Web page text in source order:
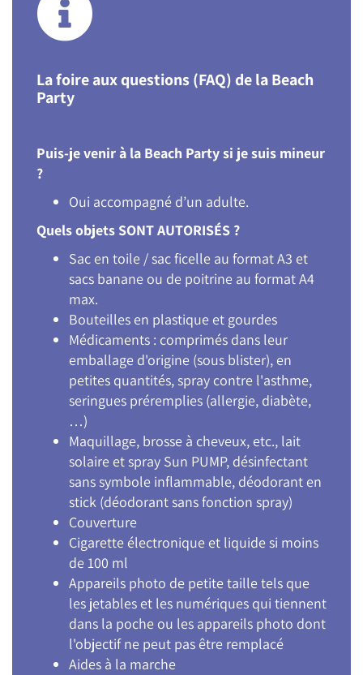
La foire aux questions (FAQ) de la Beach
Party
Puis-je venir à la Beach Party si je suis mineur
?
Oui accompagné d’un adulte.
Quels objets SONT AUTORISÉS ?
Sac en toile / sac ficelle au format A3 et
sacs banane ou de poitrine au format A4
max.
Bouteilles en plastique et gourdes
Médicaments : comprimés dans leur
emballage d'origine (sous blister), en
petites quantités, spray contre l'asthme,
seringues préremplies (allergie, diabète,
…)
Maquillage, brosse à cheveux, etc., lait
solaire et spray Sun PUMP, désinfectant
sans symbole inflammable, déodorant en
stick (déodorant sans fonction spray)
Couverture
Cigarette électronique et liquide si moins
de 100 ml
Appareils photo de petite taille tels que
les jetables et les numériques qui tiennent
dans la poche ou les appareils photo dont
l'objectif ne peut pas être remplacé
Aides à la marche